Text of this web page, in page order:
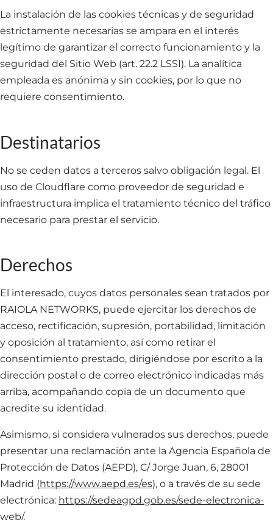
La instalación de las cookies técnicas y de seguridad
estrictamente necesarias se ampara en el interés
legítimo de garantizar el correcto funcionamiento y la
seguridad del Sitio Web (art. 22.2 LSSI). La analítica
empleada es anónima y sin cookies, por lo que no
requiere consentimiento.
Destinatarios
No se ceden datos a terceros salvo obligación legal. El
uso de Cloudflare como proveedor de seguridad e
infraestructura implica el tratamiento técnico del tráfico
necesario para prestar el servicio.
Derechos
El interesado, cuyos datos personales sean tratados por
RAIOLA NETWORKS, puede ejercitar los derechos de
acceso, rectificación, supresión, portabilidad, limitación
y oposición al tratamiento, así como retirar el
consentimiento prestado, dirigiéndose por escrito a la
dirección postal o de correo electrónico indicadas más
arriba, acompañando copia de un documento que
acredite su identidad.
Asimismo, si considera vulnerados sus derechos, puede
presentar una reclamación ante la Agencia Española de
Protección de Datos (AEPD), C/ Jorge Juan, 6, 28001
Madrid (https://www.aepd.es/es), o a través de su sede
electrónica: https://sedeagpd.gob.es/sede-electronica-
web/.